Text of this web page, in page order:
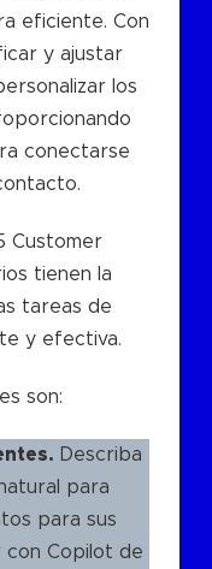
eficiente. Con
y ajustar
los
conectarse
Customer
tienen la
tareas de
y efectiva.
son:
Describa
para
para sus
Copilot de